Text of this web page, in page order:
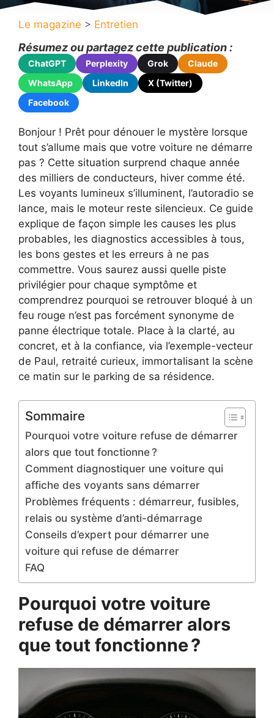
Le magazine > Entretien
Résumez ou partagez cette publication :
ChatGPT Perplexity Grok
Claude
WhatsApp
LinkedIn
X (Twitter)
Facebook
Bonjour ! Prêt pour dénouer le mystère lorsque
tout s’allume mais que votre voiture ne démarre
pas ? Cette situation surprend chaque année
des milliers de conducteurs, hiver comme été.
Les voyants lumineux s’illuminent, l’autoradio se
lance, mais le moteur reste silencieux. Ce guide
explique de façon simple les causes les plus
probables, les diagnostics accessibles à tous,
les bons gestes et les erreurs à ne pas
commettre. Vous saurez aussi quelle piste
privilégier pour chaque symptôme et
comprendrez pourquoi se retrouver bloqué à un
feu rouge n’est pas forcément synonyme de
panne électrique totale. Place à la clarté, au
concret, et à la confiance, via l’exemple-vecteur
de Paul, retraité curieux, immortalisant la scène
ce matin sur le parking de sa résidence.
Sommaire
Pourquoi votre voiture refuse de démarrer
alors que tout fonctionne ?
Comment diagnostiquer une voiture qui
affiche des voyants sans démarrer
Problèmes fréquents : démarreur, fusibles,
relais ou système d’anti-démarrage
Conseils d’expert pour démarrer une
voiture qui refuse de démarrer
FAQ
Pourquoi votre voiture
refuse de démarrer alors
que tout fonctionne ?